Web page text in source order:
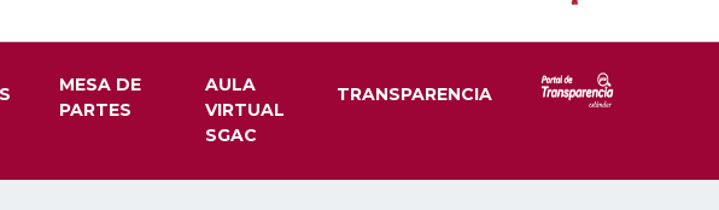
MESA DE
PARTES
AULA
VIRTUAL
SGAC
TRANSPARENCIA